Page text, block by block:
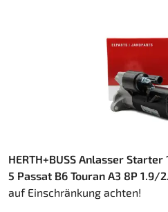
HERTH+BUSS Anlasser Starter
5 Passat B6 Touran A3 8P 1.9/
auf Einschränkung achten!